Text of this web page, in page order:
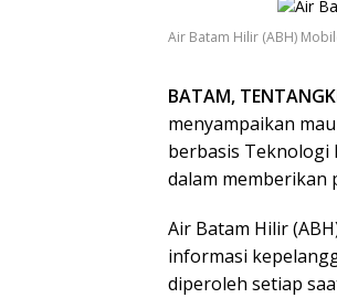
Air Batam Hilir (ABH)
BATAM,
menyampaikan
berbasis Teknologi
dalam memberikan
Air Batam Hilir
informasi
diperoleh setiap